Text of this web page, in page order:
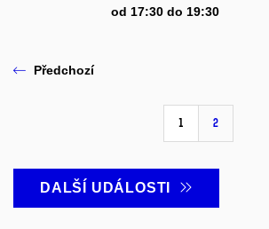
od 17:30 do 19:30
Předchozí
1 2
DALŠÍ UDÁLOSTI